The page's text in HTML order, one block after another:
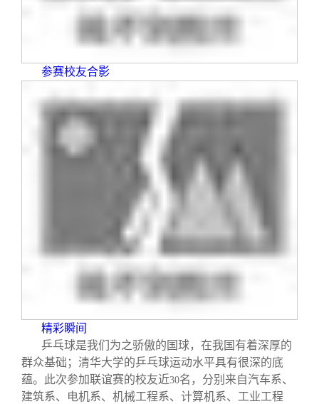
参赛校友合影
精彩瞬间
乒乓球是我们为之骄傲的国球，在我国有着深厚的
群众基础；清华大学的乒乓球运动水平具有很深的底
蕴。此次参加联谊赛的校友近30名，分别来自汽车系、
建筑系、电机系、机械工程系、计算机系、工业工程